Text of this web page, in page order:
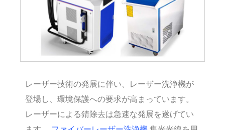
レーザー技術の発展に伴い、レーザー洗浄機が
登場し、環境保護への要求が高まっています。
レーザーによる錆除去は急速な発展を遂げてい